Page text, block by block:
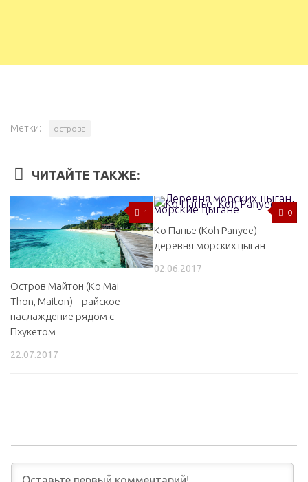
Метки: острова
ЧИТАЙТЕ ТАКЖЕ:
1
Остров Майтон (Ko Mai
Thon, Maiton) – райское
наслаждение рядом с
Пхукетом
22.07.2017
0
Ко Панье (Koh Panyee) –
деревня морских цыган
02.06.2017